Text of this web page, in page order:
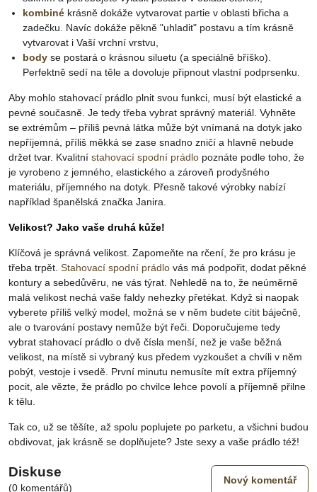
kombiné krásně dokáže vytvarovat partie v oblasti břicha a
zadečku. Navíc dokáže pěkně "uhladit" postavu a tím krásně
vytvarovat i Vaší vrchní vrstvu,
body se postará o krásnou siluetu (a speciálně bříško).
Perfektně sedí na těle a dovoluje připnout vlastní podprsenku.
Aby mohlo stahovací prádlo plnit svou funkci, musí být elastické a
pevné současně. Je tedy třeba vybrat správný materiál. Vyhněte
se extrémům – příliš pevná látka může být vnímaná na dotyk jako
nepříjemná, příliš měkká se zase snadno zničí a hlavně nebude
držet tvar. Kvalitní stahovací spodní prádlo poznáte podle toho, že
je vyrobeno z jemného, elastického a zároveň prodyšného
materiálu, příjemného na dotyk. Přesně takové výrobky nabízí
například španělská značka Janira.
Velikost? Jako vaše druhá kůže!
Klíčová je správná velikost. Zapomeňte na rčení, že pro krásu je
třeba trpět. Stahovací spodní prádlo vás má podpořit, dodat pěkné
kontury a sebedůvěru, ne vás týrat. Nehledě na to, že neúměrně
malá velikost nechá vaše faldy nehezky přetékat. Když si naopak
vyberete příliš velký model, možná se v něm budete cítit báječně,
ale o tvarování postavy nemůže být řeči. Doporučujeme tedy
vybrat stahovací prádlo o dvě čísla menší, než je vaše běžná
velikost, na místě si vybraný kus předem vyzkoušet a chvíli v něm
pobýt, vestoje i vsedě. První minutu nemusíte mít extra příjemný
pocit, ale vězte, že prádlo po chvilce lehce povolí a příjemně přilne
k tělu.
Tak co, už se těšíte, až spolu poplujete po parketu, a všichni budou
obdivovat, jak krásně se doplňujete? Jste sexy a vaše prádlo též!
Diskuse
(0 komentářů)
Nový komentář